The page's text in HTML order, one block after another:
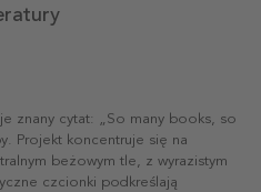
znany cytat: „So many books, so
Projekt koncentruje się na
beżowym tle, z wyrazistym
czcionki podkreślają